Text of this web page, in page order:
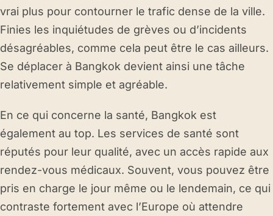
vrai plus pour contourner le trafic dense de la ville.
Finies les inquiétudes de grèves ou d’incidents
désagréables, comme cela peut être le cas ailleurs.
Se déplacer à Bangkok devient ainsi une tâche
relativement simple et agréable.
En ce qui concerne la santé, Bangkok est
également au top. Les services de santé sont
réputés pour leur qualité, avec un accès rapide aux
rendez-vous médicaux. Souvent, vous pouvez être
pris en charge le jour même ou le lendemain, ce qui
contraste fortement avec l’Europe où attendre